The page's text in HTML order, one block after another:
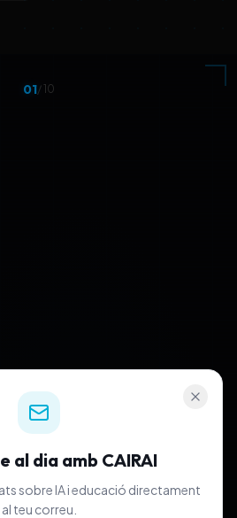
01/ 10
al dia amb CAIRAI
sobre IA i educació directament
al teu correu.